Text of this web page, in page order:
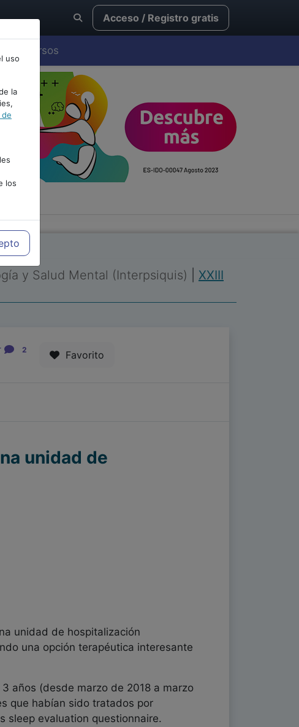
Acceso / Registro gratis
Cursos
uso
la
de
los
y Salud Mental (Interpsiquis)
XXIII
2 Favorito
unidad de
unidad de hospitalización
una opción terapéutica interesante
años (desde marzo de 2018 a marzo
que habían sido tratados por
sleep evaluation questionnaire.